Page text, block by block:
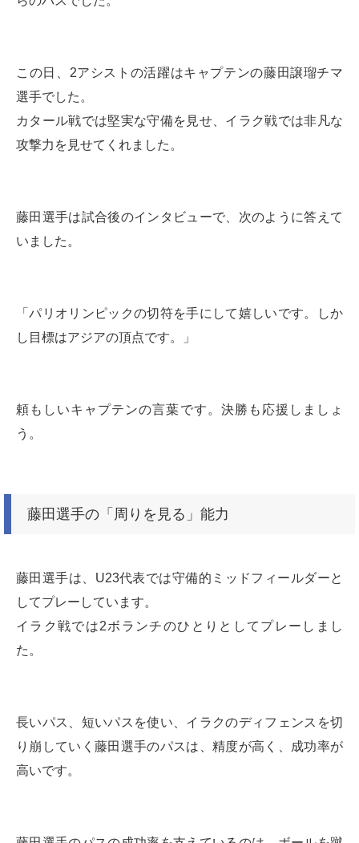
この日、2アシストの活躍はキャプテンの藤田譲瑠チマ
選手でした。
カタール戦では堅実な守備を見せ、イラク戦では非凡な
攻撃力を見せてくれました。
藤田選手は試合後のインタビューで、次のように答えて
いました。
「パリオリンピックの切符を手にして嬉しいです。しか
し目標はアジアの頂点です。」
頼もしいキャプテンの言葉です。決勝も応援しましょ
う。
藤田選手の「周りを見る」能力
藤田選手は、U23代表では守備的ミッドフィールダーと
してプレーしています。
イラク戦では2ボランチのひとりとしてプレーしまし
た。
長いパス、短いパスを使い、イラクのディフェンスを切
り崩していく藤田選手のパスは、精度が高く、成功率が
高いです。